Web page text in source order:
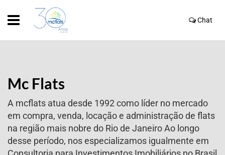
Chat
Mc Flats
A mcflats atua desde 1992 como líder no mercado
em compra, venda, locação e administração de flats
na região mais nobre do Rio de Janeiro Ao longo
desse período, nos especializamos igualmente em